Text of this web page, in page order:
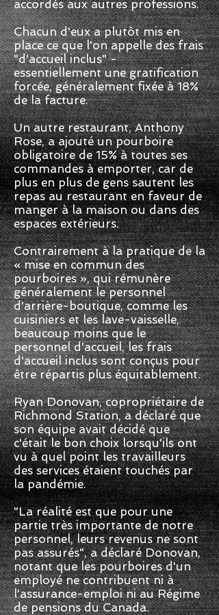
accordés aux autres professions.
Chacun d'eux a plutôt mis en
place ce que l'on appelle des frais
"d'accueil inclus" -
essentiellement une gratification
forcée, généralement fixée à 18%
de la facture.
Un autre restaurant, Anthony
Rose, a ajouté un pourboire
obligatoire de 15% à toutes ses
commandes à emporter, car de
plus en plus de gens sautent les
repas au restaurant en faveur de
manger à la maison ou dans des
espaces extérieurs.
Contrairement à la pratique de la
« mise en commun des
pourboires », qui rémunère
généralement le personnel
d'arrière-boutique, comme les
cuisiniers et les lave-vaisselle,
beaucoup moins que le
personnel d'accueil, les frais
d'accueil inclus sont conçus pour
être répartis plus équitablement.
Ryan Donovan, copropriétaire de
Richmond Station, a déclaré que
son équipe avait décidé que
c'était le bon choix lorsqu'ils ont
vu à quel point les travailleurs
des services étaient touchés par
la pandémie.
"La réalité est que pour une
partie très importante de notre
personnel, leurs revenus ne sont
pas assurés", a déclaré Donovan,
notant que les pourboires d'un
employé ne contribuent ni à
l'assurance-emploi ni au Régime
de pensions du Canada.